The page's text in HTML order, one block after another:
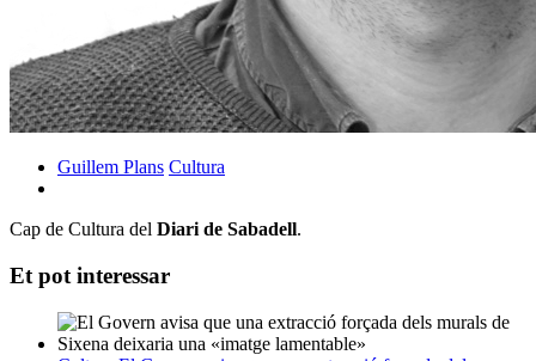
Guillem Plans Cultura
Cap de Cultura del Diari de Sabadell.
Et pot interessar